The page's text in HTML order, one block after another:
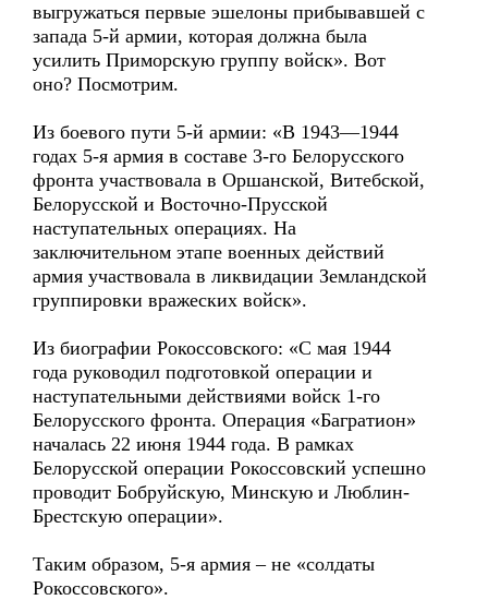
выгружаться первые эшелоны прибывавшей с
запада 5-й армии, которая должна была
усилить Приморскую группу войск». Вот
оно? Посмотрим.
Из боевого пути 5-й армии: «В 1943—1944
годах 5-я армия в составе 3-го Белорусского
фронта участвовала в Оршанской, Витебской,
Белорусской и Восточно-Прусской
наступательных операциях. На
заключительном этапе военных действий
армия участвовала в ликвидации Земландской
группировки вражеских войск».
Из биографии Рокоссовского: «С мая 1944
года руководил подготовкой операции и
наступательными действиями войск 1-го
Белорусского фронта. Операция «Багратион»
началась 22 июня 1944 года. В рамках
Белорусской операции Рокоссовский успешно
проводит Бобруйскую, Минскую и Люблин-
Брестскую операции».
Таким образом, 5-я армия – не «солдаты
Рокоссовского».